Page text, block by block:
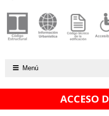
Menú
ACCESO